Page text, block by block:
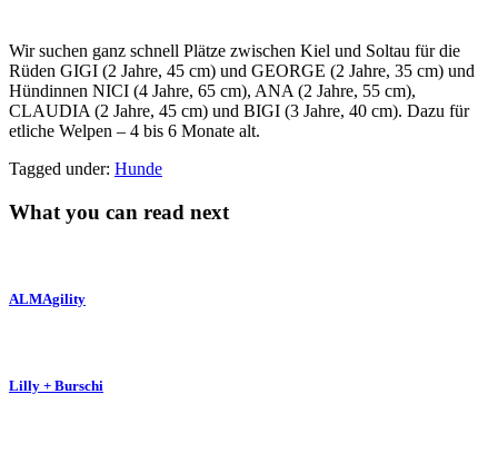
Wir suchen ganz schnell Plätze zwischen Kiel und Soltau für die
Rüden GIGI (2 Jahre, 45 cm) und GEORGE (2 Jahre, 35 cm) und
Hündinnen NICI (4 Jahre, 65 cm), ANA (2 Jahre, 55 cm),
CLAUDIA (2 Jahre, 45 cm) und BIGI (3 Jahre, 40 cm). Dazu für
etliche Welpen – 4 bis 6 Monate alt.
Tagged under: Hunde
What you can read next
ALMAgility
Lilly + Burschi